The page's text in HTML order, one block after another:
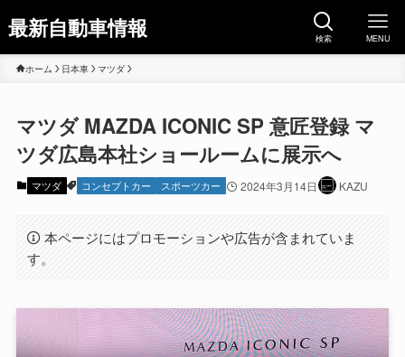
最新自動車情報 検索 MENU
ホーム 日本車 マツダ
マツダ MAZDA ICONIC SP 意匠登録 マ
ツダ広島本社ショールームに展示へ
マツダ コンセプトカー スポーツカー 2024年3月14日 KAZU
本ページにはプロモーションや広告が含まれていま
す。